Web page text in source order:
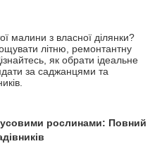
малини з власної ділянки?
літню, ремонтантну
як обрати ідеальне
за саджанцями та
рослинами: Повний